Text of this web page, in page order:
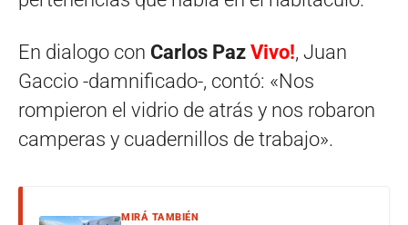
En dialogo con Carlos Paz Vivo!, Juan
Gaccio -damnificado-, contó: «Nos
rompieron el vidrio de atrás y nos robaron
camperas y cuadernillos de trabajo».
MIRÁ TAMBIÉN